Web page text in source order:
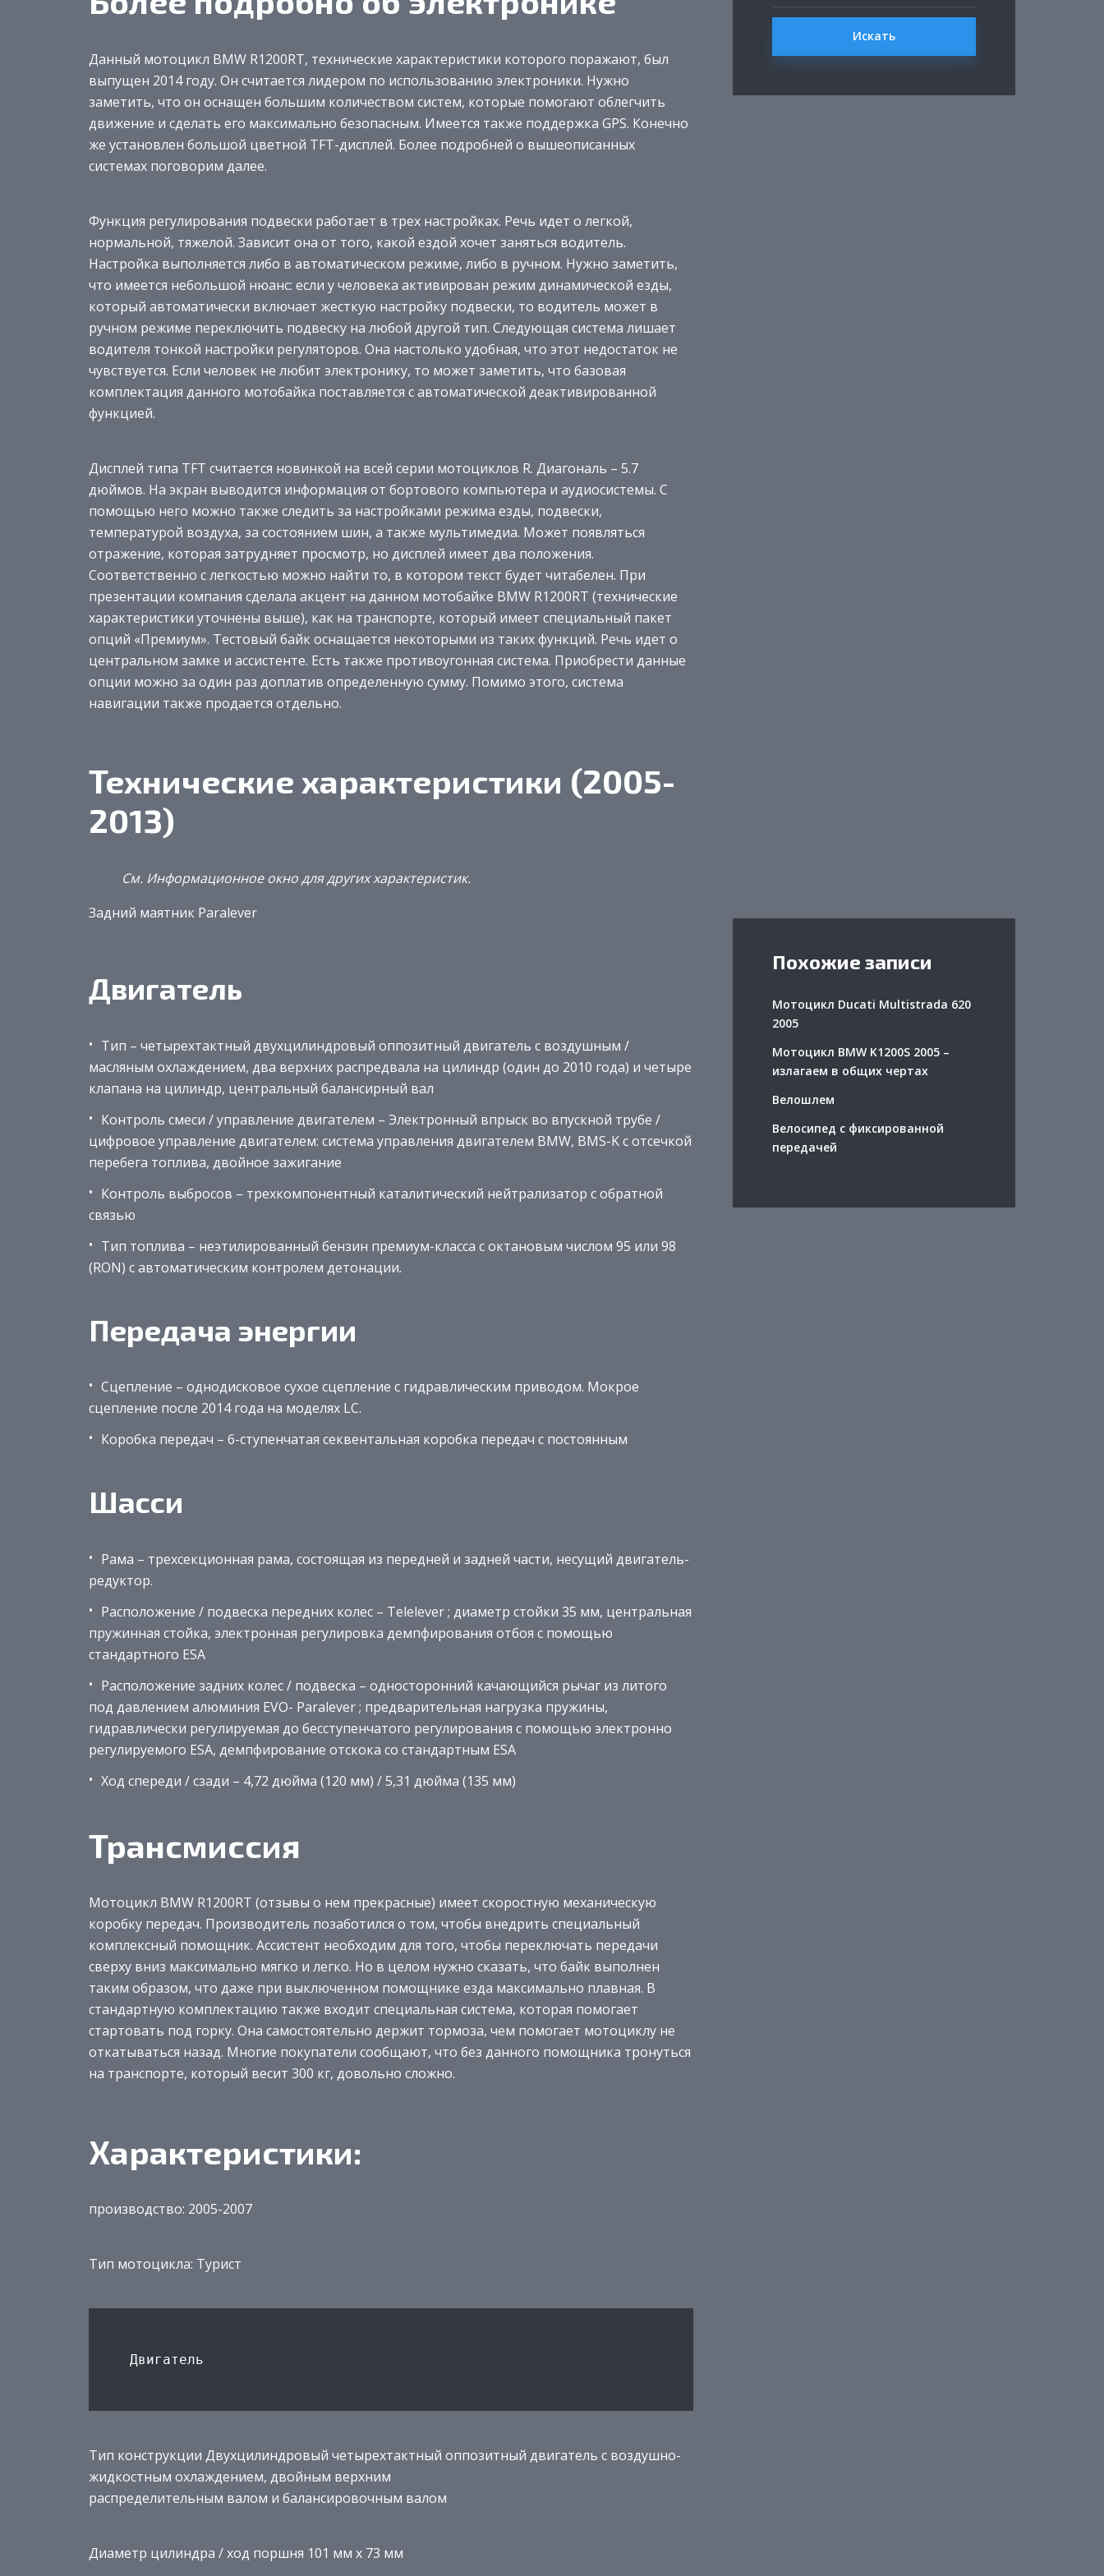
Данный мотоцикл BMW R1200RT, технические характеристики которого поражают, был
выпущен 2014 году. Он считается лидером по использованию электроники. Нужно
заметить, что он оснащен большим количеством систем, которые помогают облегчить
движение и сделать его максимально безопасным. Имеется также поддержка GPS. Конечно
же установлен большой цветной TFT-дисплей. Более подробней о вышеописанных
системах поговорим далее.
Функция регулирования подвески работает в трех настройках. Речь идет о легкой,
нормальной, тяжелой. Зависит она от того, какой ездой хочет заняться водитель.
Настройка выполняется либо в автоматическом режиме, либо в ручном. Нужно заметить,
что имеется небольшой нюанс: если у человека активирован режим динамической езды,
который автоматически включает жесткую настройку подвески, то водитель может в
ручном режиме переключить подвеску на любой другой тип. Следующая система лишает
водителя тонкой настройки регуляторов. Она настолько удобная, что этот недостаток не
чувствуется. Если человек не любит электронику, то может заметить, что базовая
комплектация данного мотобайка поставляется с автоматической деактивированной
функцией.
Дисплей типа TFT считается новинкой на всей серии мотоциклов R. Диагональ – 5.7
дюймов. На экран выводится информация от бортового компьютера и аудиосистемы. С
помощью него можно также следить за настройками режима езды, подвески,
температурой воздуха, за состоянием шин, а также мультимедиа. Может появляться
отражение, которая затрудняет просмотр, но дисплей имеет два положения.
Соответственно с легкостью можно найти то, в котором текст будет читабелен. При
презентации компания сделала акцент на данном мотобайке BMW R1200RT (технические
характеристики уточнены выше), как на транспорте, который имеет специальный пакет
опций «Премиум». Тестовый байк оснащается некоторыми из таких функций. Речь идет о
центральном замке и ассистенте. Есть также противоугонная система. Приобрести данные
опции можно за один раз доплатив определенную сумму. Помимо этого, система
навигации также продается отдельно.
Технические характеристики (2005-
2013)
См. Информационное окно для других характеристик.
Задний маятник Paralever
Двигатель
Тип – четырехтактный двухцилиндровый оппозитный двигатель с воздушным /
масляным охлаждением, два верхних распредвала на цилиндр (один до 2010 года) и четыре
клапана на цилиндр, центральный балансирный вал
Контроль смеси / управление двигателем – Электронный впрыск во впускной трубе /
цифровое управление двигателем: система управления двигателем BMW, BMS-K с отсечкой
перебега топлива, двойное зажигание
Контроль выбросов – трехкомпонентный каталитический нейтрализатор собратной
связью
Тип топлива – неэтилированный бензин премиум-класса с октановым числом 95 или 98
(RON) с автоматическим контролем детонации.
Передача энергии
Сцепление – однодисковое сухое сцепление с гидравлическим приводом. Мокрое
сцепление после 2014 года на моделях LC.
Коробка передач – 6-ступенчатая секвентальная коробка передач с постоянным
Шасси
Рама – трехсекционная рама, состоящая из передней и задней части, несущий двигатель-
редуктор.
Расположение / подвеска передних колес – Telelever ; диаметр стойки 35 мм, центральная
пружинная стойка, электронная регулировка демпфирования отбоя с помощью
стандартного ESA
Расположение задних колес / подвеска – односторонний качающийся рычаг из литого
под давлением алюминия EVO- Paralever; предварительная нагрузка пружины,
гидравлически регулируемая до бесступенчатого регулирования с помощью электронно
регулируемого ESA, демпфирование отскока со стандартным ESA
Ход спереди / сзади – 4,72 дюйма (120 мм) / 5,31 дюйма (135 мм)
Трансмиссия
Мотоцикл BMW R1200RT (отзывы о нем прекрасные) имеет скоростную механическую
коробку передач. Производитель позаботился о том, чтобы внедрить специальный
комплексный помощник. Ассистент необходим для того, чтобы переключать передачи
сверху вниз максимально мягко и легко. Но в целом нужно сказать, что байк выполнен
таким образом, что даже при выключенном помощнике езда максимально плавная. В
стандартную комплектацию также входит специальная система, которая помогает
стартовать под горку. Она самостоятельно держит тормоза, чем помогает мотоциклу не
откатываться назад. Многие покупатели сообщают, что без данного помощника тронуться
на транспорте, который весит 300 кг, довольно сложно.
Характеристики:
производство: 2005-2007
Тип мотоцикла: Турист
Тип конструкции Двухцилиндровый четырехтактный оппозитный двигатель с воздушно-
жидкостным охлаждением, двойным верхним
распределительным валом и балансировочным валом
Диаметр цилиндра / ход поршня 101 мм x 73 мм
Искать
Похожие записи
Мотоцикл Ducati Multistrada 620
2005
Мотоцикл BMW K1200S 2005 –
излагаем в общих чертах
Велошлем
Велосипед с фиксированной
передачей